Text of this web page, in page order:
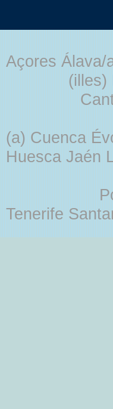
Açores Álava/
(illes)
(a) Cuenca
Huesca Jaén
Tenerife